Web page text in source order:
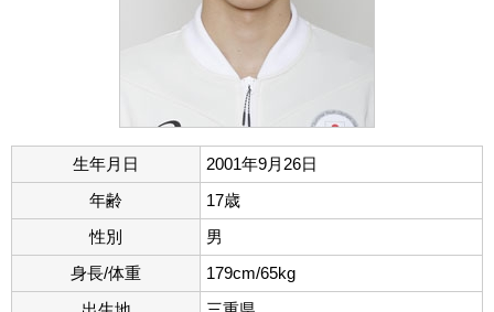
生年月日
2001年9月26日
年齢
17歳
性別
男
身長/体重
179cm/65kg